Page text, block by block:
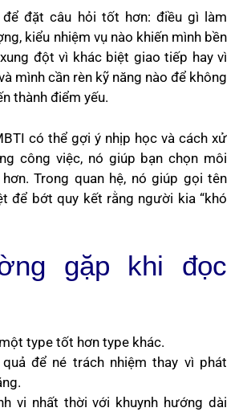
để đặt câu hỏi tốt hơn: điều gì làm
kiểu nhiệm vụ nào khiến mình bền
đột vì khác biệt giao tiếp hay vì
mình cần rèn kỹ năng nào để không
thành điểm yếu.
có thể gợi ý nhịp học và cách xử
công việc, nó giúp bạn chọn môi
Trong quan hệ, nó giúp gọi tên
để bớt quy kết rằng người kia “khó
gặp khi đọc
type tốt hơn type khác.
để né trách nhiệm thay vì phát
vi nhất thời với khuynh hướng dài